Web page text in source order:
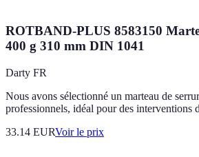
ROTBAND-PLUS 8583150
400 g 310 mm DIN 1041
Darty FR
Nous avons sélectionné un marteau de
professionnels, idéal pour des interventions
33.14 EURVoir le prix